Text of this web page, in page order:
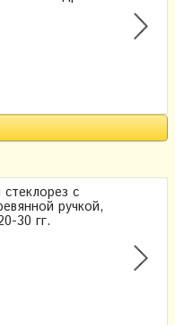
с
ручкой,
30 гг.